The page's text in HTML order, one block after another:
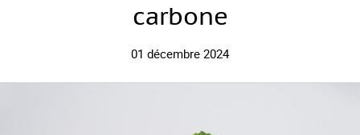
carbone
01 décembre 2024